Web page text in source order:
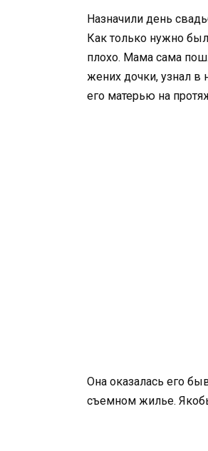
Назначили день
Как только нужно
плохо. Мама сама
жених дочки, узнал в
его матерью на
Она оказалась его
съемном жилье.